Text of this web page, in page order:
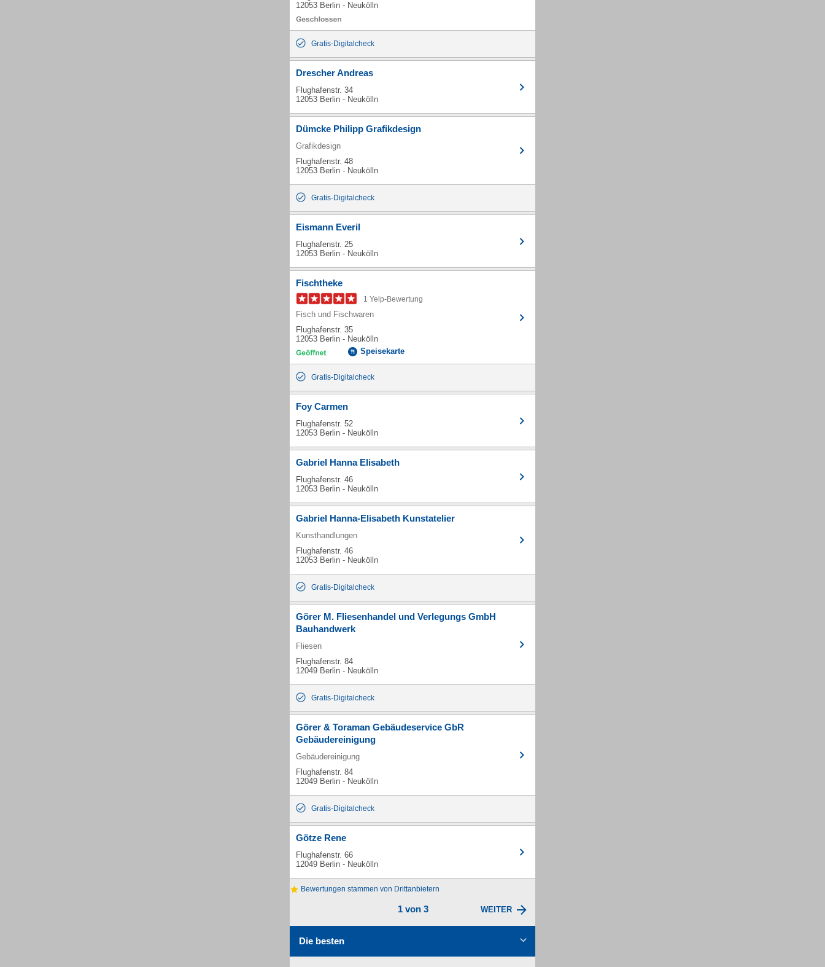
12053 Berlin - Neukölln
Gratis-Digitalcheck
Drescher Andreas
Flughafenstr. 34
12053 Berlin - Neukölln
Dümcke Philipp Grafikdesign
Grafikdesign
Flughafenstr. 48
12053 Berlin - Neukölln
Gratis-Digitalcheck
Eismann Everil
Flughafenstr. 25
12053 Berlin - Neukölln
Fischtheke
1 Yelp-Bewertung
Fisch und Fischwaren
Flughafenstr. 35
12053 Berlin - Neukölln
Speisekarte
Gratis-Digitalcheck
Foy Carmen
Flughafenstr. 52
12053 Berlin - Neukölln
Gabriel Hanna Elisabeth
Flughafenstr. 46
12053 Berlin - Neukölln
Gabriel Hanna-Elisabeth Kunstatelier
Kunsthandlungen
Flughafenstr. 46
12053 Berlin - Neukölln
Gratis-Digitalcheck
Görer M. Fliesenhandel und Verlegungs GmbH
Bauhandwerk
Fliesen
Flughafenstr. 84
12049 Berlin - Neukölln
Gratis-Digitalcheck
Görer & Toraman Gebäudeservice GbR
Gebäudereinigung
Gebäudereinigung
Flughafenstr. 84
12049 Berlin - Neukölln
Gratis-Digitalcheck
Götze Rene
Flughafenstr. 66
12049 Berlin - Neukölln
Bewertungen stammen von Drittanbietern
1 von 3 WEITER
Die besten